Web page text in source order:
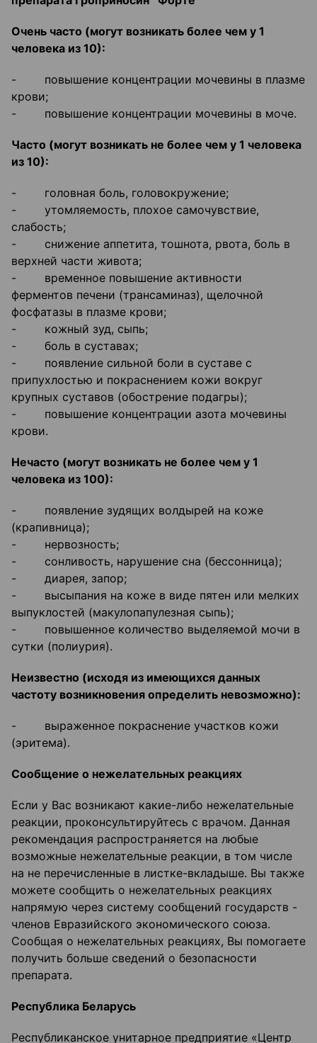
Очень часто (могут возникать более чем у 1
человека из 10):
- повышение концентрации мочевины в плазме
крови;
- повышение концентрации мочевины в моче.
Часто (могут возникать не более чем у 1 человека
из 10):
- головная боль, головокружение;
- утомляемость, плохое самочувствие,
слабость;
- снижение аппетита, тошнота, рвота, боль в
верхней части живота;
- временное повышение активности
ферментов печени (трансаминаз), щелочной
фосфатазы в плазме крови;
- кожный зуд, сыпь;
- боль в суставах;
- появление сильной боли в суставе с
припухлостью и покраснением кожи вокруг
крупных суставов (обострение подагры);
- повышение концентрации азота мочевины
крови.
Нечасто (могут возникать не более чем у 1
человека из 100):
- появление зудящих волдырей на коже
(крапивница);
- нервозность;
- сонливость, нарушение сна (бессонница);
- диарея, запор;
- высыпания на коже в виде пятен или мелких
выпуклостей (макулопапулезная сыпь);
- повышенное количество выделяемой мочи в
сутки (полиурия).
Неизвестно (исходя из имеющихся данных
частоту возникновения определить невозможно):
- выраженное покраснение участков кожи
(эритема).
Сообщение о нежелательных реакциях
Если у Вас возникают какие-либо нежелательные
реакции, проконсультируйтесь с врачом. Данная
рекомендация распространяется на любые
возможные нежелательные реакции, в том числе
на не перечисленные в листке-вкладыше. Вы также
можете сообщить о нежелательных реакциях
напрямую через систему сообщений государств -
членов Евразийского экономического союза.
Сообщая о нежелательных реакциях, Вы помогаете
получить больше сведений о безопасности
препарата.
Республика Беларусь
Республиканское унитарное предприятие «Центр